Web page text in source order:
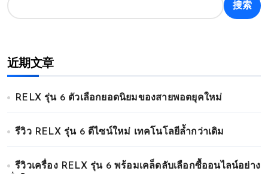
搜索
近期文章
RELX รุ่น 6 ตัวเลือกยอดนิยมของสายพอตยุคใหม่
รีวิว RELX รุ่น 6 ดีไซน์ใหม่ เทคโนโลยีล้ำกว่าเดิม
รีวิวเครื่อง RELX รุ่น 6 พร้อมเคล็ดลับเลือกซื้ออนไลน์อย่าง